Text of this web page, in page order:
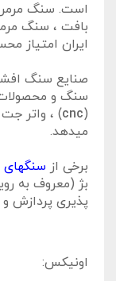
است. سنگ مرمر:
بافت ، سنگ
ایران امتیاز
صنایع سنگ
سنگ و
(
cnc) ، واتر
میدهد.
برخی از سنگهای
بژ (معروف به
پذیری پردازش
اونیکس: